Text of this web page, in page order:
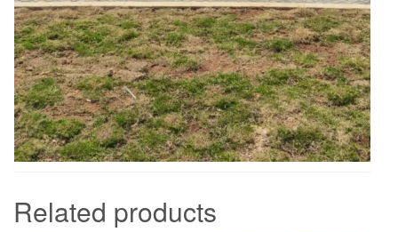
Related products